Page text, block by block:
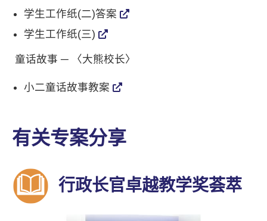
学生工作纸(二)答案
学生工作纸(三)
童话故事 ─ 〈大熊校长〉
小二童话故事教案
有关专案分享
行政长官卓越教学奖荟萃